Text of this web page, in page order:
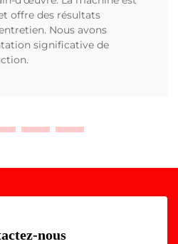
offre des résultats
Nous avons
significative de
nous